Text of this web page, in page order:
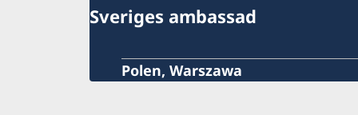
Sveriges ambassad
Polen, Warszawa